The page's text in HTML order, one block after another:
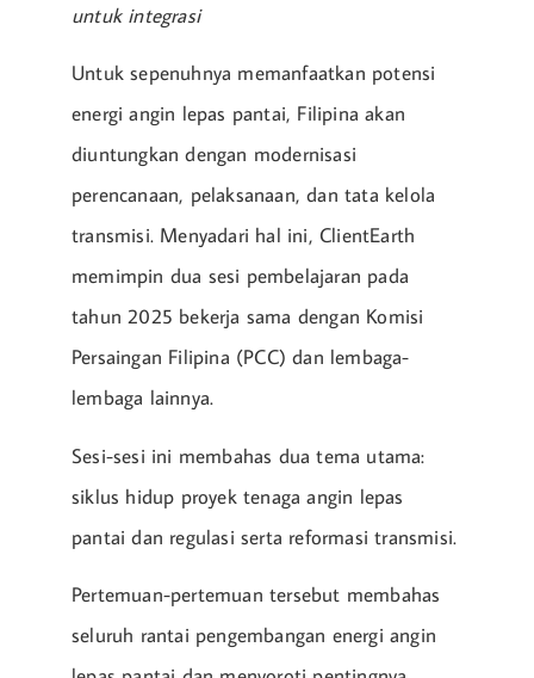
untuk integrasi
Untuk sepenuhnya memanfaatkan potensi
energi angin lepas pantai, Filipina akan
diuntungkan dengan modernisasi
perencanaan, pelaksanaan, dan tata kelola
transmisi. Menyadari hal ini, ClientEarth
memimpin dua sesi pembelajaran pada
tahun 2025 bekerja sama dengan Komisi
Persaingan Filipina (PCC) dan lembaga-
lembaga lainnya.
Sesi-sesi ini membahas dua tema utama:
siklus hidup proyek tenaga angin lepas
pantai dan regulasi serta reformasi transmisi.
Pertemuan-pertemuan tersebut membahas
seluruh rantai pengembangan energi angin